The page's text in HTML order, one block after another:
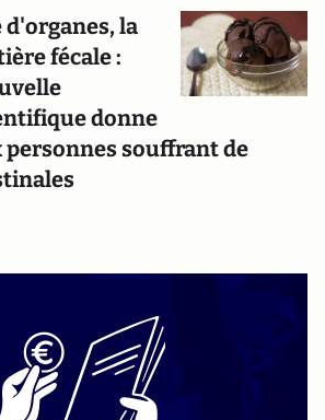
d'organes, la
fécale :
donne
personnes souffrant de